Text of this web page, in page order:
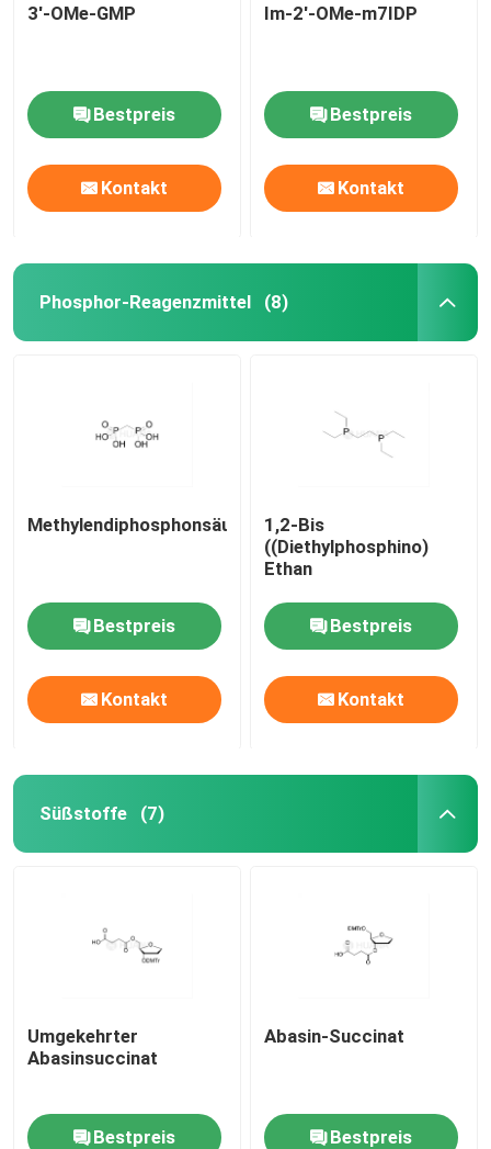
3'-OMe-GMP
Bestpreis
Kontakt
Im-2'-OMe-m7IDP
Bestpreis
Kontakt
Phosphor-Reagenzmittel (8)
Methylendiphosphonsäure
Bestpreis
Kontakt
1,2-Bis
((Diethylphosphino)
Ethan
Bestpreis
Kontakt
Süßstoffe (7)
Umgekehrter
Abasinsuccinat
Bestpreis
Abasin-Succinat
Bestpreis